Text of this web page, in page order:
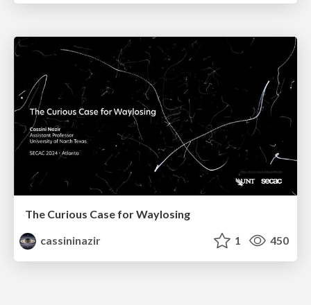
The Curious Case for Waylosing
cassininazir
1 450